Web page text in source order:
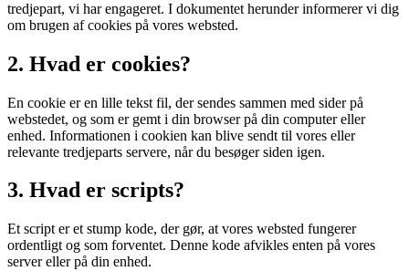
tredjepart, vi har engageret. I dokumentet herunder informerer vi dig
om brugen af ​​cookies på vores websted.
2. Hvad er cookies?
En cookie er en lille tekst fil, der sendes sammen med sider på
webstedet, og som er gemt i din browser på din computer eller
enhed. Informationen i cookien kan blive sendt til vores eller
relevante tredjeparts servere, når du besøger siden igen.
3. Hvad er scripts?
Et script er et stump kode, der gør, at vores websted fungerer
ordentligt og som forventet. Denne kode afvikles enten på vores
server eller på din enhed.